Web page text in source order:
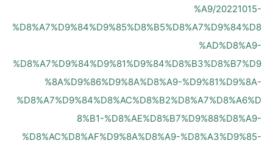
%A9/20221015-
%D8%A7%D9%84%D9%85%D8%B5%D8%A7%D9%84%D8
%AD%D8%A9-
%D8%A7%D9%84%D9%81%D9%84%D8%B3%D8%B7%D9
%8A%D9%86%D9%8A%D8%A9-%D9%81%D9%8A-
%D8%A7%D9%84%D8%AC%D8%B2%D8%A7%D8%A6%D
8%B1-%D8%AE%D8%B7%D9%88%D8%A9-
%D8%AC%D8%AF%D9%8A%D8%A9-%D8%A3%D9%85-